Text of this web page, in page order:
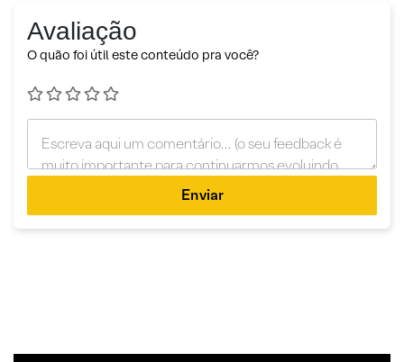
Avaliação
O quão foi útil este conteúdo pra você?
Enviar